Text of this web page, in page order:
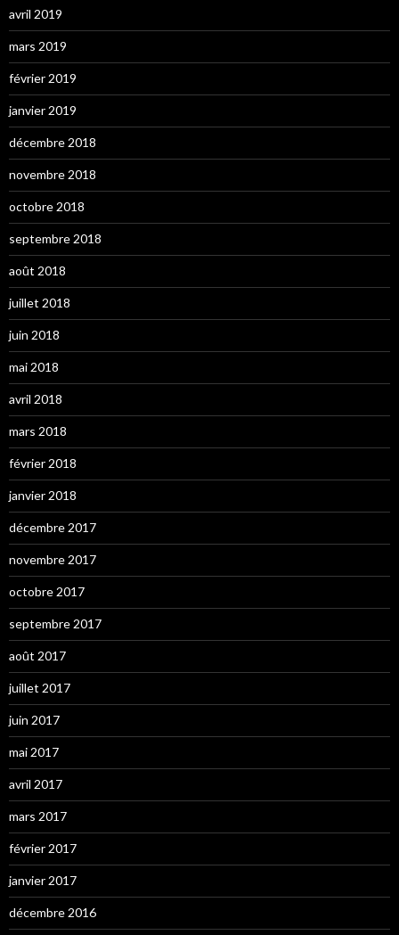
avril 2019
mars 2019
février 2019
janvier 2019
décembre 2018
novembre 2018
octobre 2018
septembre 2018
août 2018
juillet 2018
juin 2018
mai 2018
avril 2018
mars 2018
février 2018
janvier 2018
décembre 2017
novembre 2017
octobre 2017
septembre 2017
août 2017
juillet 2017
juin 2017
mai 2017
avril 2017
mars 2017
février 2017
janvier 2017
décembre 2016